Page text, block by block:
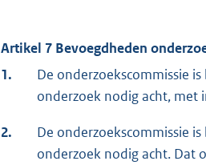
Artikel 7 Bevoegdheden
1.
De onderzoekscommissie
onderzoek nodig acht, met
2.
De onderzoekscommissie
onderzoek nodig acht. Dat